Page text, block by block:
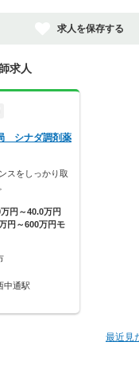
求人を保存する
求人
シナダ調剤薬
スをしっかり取
万円～40.0万円
円～600万円モ
中通駅
最近見